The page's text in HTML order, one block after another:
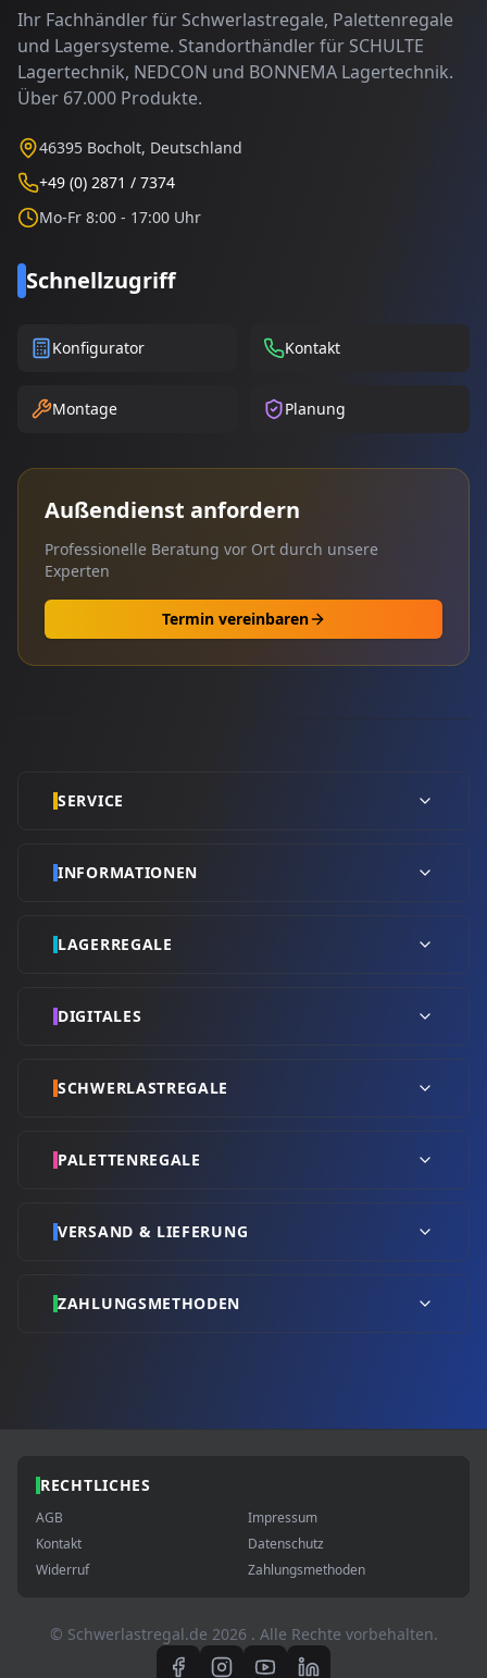
Ihr Fachhändler für Schwerlastregale, Palettenregale
und Lagersysteme. Standorthändler für SCHULTE
Lagertechnik, NEDCON und BONNEMA Lagertechnik.
Über 67.000 Produkte.
46395 Bocholt, Deutschland
+49 (0) 2871 / 7374
Mo-Fr 8:00 - 17:00 Uhr
Schnellzugriff
Konfigurator Kontakt
Montage Planung
Außendienst anfordern
Professionelle Beratung vor Ort durch unsere
Experten
Termin vereinbaren
SERVICE
INFORMATIONEN
LAGERREGALE
DIGITALES
SCHWERLASTREGALE
PALETTENREGALE
VERSAND & LIEFERUNG
ZAHLUNGSMETHODEN
RECHTLICHES
AGB
Impressum
Kontakt
Datenschutz
Widerruf
Zahlungsmethoden
© Schwerlastregal.de 2026 . Alle Rechte vorbehalten.